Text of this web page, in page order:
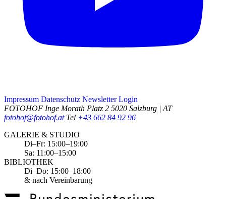
Impressum Datenschutz Newsletter Login
FOTOHOF Inge Morath Platz 2 5020 Salzburg | AT
fotohof@fotohof.at Tel +43 662 84 92 96
Opening Hours
GALERIE & STUDIO
Di–Fr: 15:00–19:00
Sa: 11:00–15:00
BIBLIOTHEK
Di–Do: 15:00–18:00
& nach Vereinbarung